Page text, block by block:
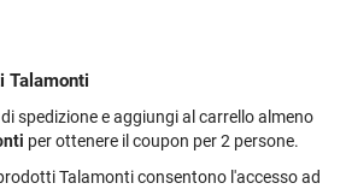
Talamonti
spedizione e aggiungi al carrello almeno
per ottenere il coupon per 2 persone.
Talamonti consentono l'accesso ad